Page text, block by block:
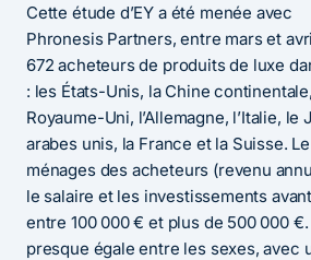
Cette étude d’EY a été menée avec
Phronesis Partners, entre mars et
672 acheteurs de produits de luxe
: les États-Unis, la Chine
Royaume-Uni, l’Allemagne, l’Italie, le
arabes unis, la France et la Suisse.
ménages des acheteurs (revenu
le salaire et les investissements
entre 100 000 € et plus de 500 000
presque égale entre les sexes, avec